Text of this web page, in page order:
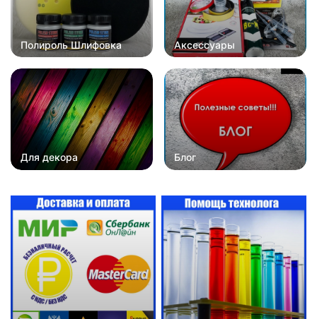
Полироль Шлифовка Аксессуары
Для декора Блог